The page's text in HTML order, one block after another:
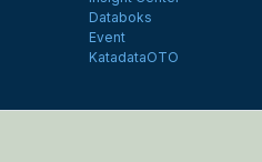
Databoks
Event
KatadataOTO